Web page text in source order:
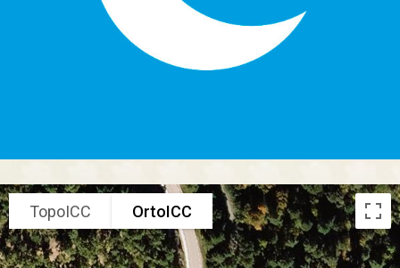
TopoICC OrtoICC